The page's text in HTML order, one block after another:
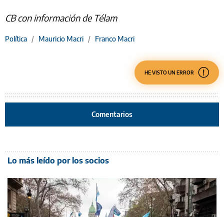
CB con información de Télam
Política / Mauricio Macri / Franco Macri
HE VISTO UN ERROR
Comentarios
Lo más leído por los socios